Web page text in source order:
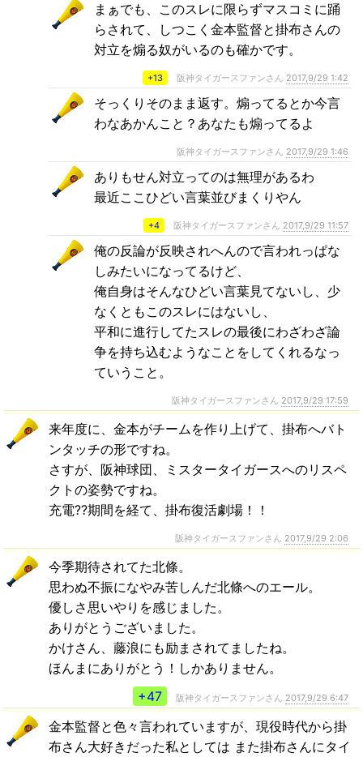
まぁでも、このスレに限らずマスコミに踊
らされて、しつこく金本監督と掛布さんの
対立を煽る奴がいるのも確かです。
+13 阪神タイガースファンさん 2017,9/29 1:42
そっくりそのまま返す。煽ってるとか今言
わなあかんこと？あなたも煽ってるよ
阪神タイガースファンさん 2017,9/29 1:46
ありもせん対立ってのは無理があるわ
最近ここひどい言葉並びまくりやん
+4 阪神タイガースファンさん 2017,9/29 11:57
俺の反論が反映されへんので言われっぱな
しみたいになってるけど、
俺自身はそんなひどい言葉見てないし、少
なくともこのスレにはないし、
平和に進行してたスレの最後にわざわざ論
争を持ち込むようなことをしてくれるなっ
ていうこと。
阪神タイガースファンさん 2017,9/29 17:59
来年度に、金本がチームを作り上げて、掛布へバト
ンタッチの形ですね。
さすが、阪神球団、ミスタータイガースへのリスペ
クトの姿勢ですね。
充電??期間を経て、掛布復活劇場！！
阪神タイガースファンさん 2017,9/29 2:06
今季期待されてた北條。
思わぬ不振になやみ苦しんだ北條へのエール。
優しさ思いやりを感じました。
ありがとうございました。
かけさん、藤浪にも励まされてましたね。
ほんまにありがとう！しかありません。
+47
阪神タイガースファンさん 2017,9/29 6:47
金本監督と色々言われていますが、現役時代から掛
布さん大好きだった私としては また掛布さんにタイ